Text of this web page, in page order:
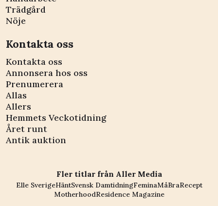
Trädgård
Nöje
Kontakta oss
Kontakta oss
Annonsera hos oss
Prenumerera
Allas
Allers
Hemmets Veckotidning
Året runt
Antik auktion
Fler titlar från Aller Media
Elle SverigeHäntSvensk DamtidningFeminaMåBraRecept
MotherhoodResidence Magazine